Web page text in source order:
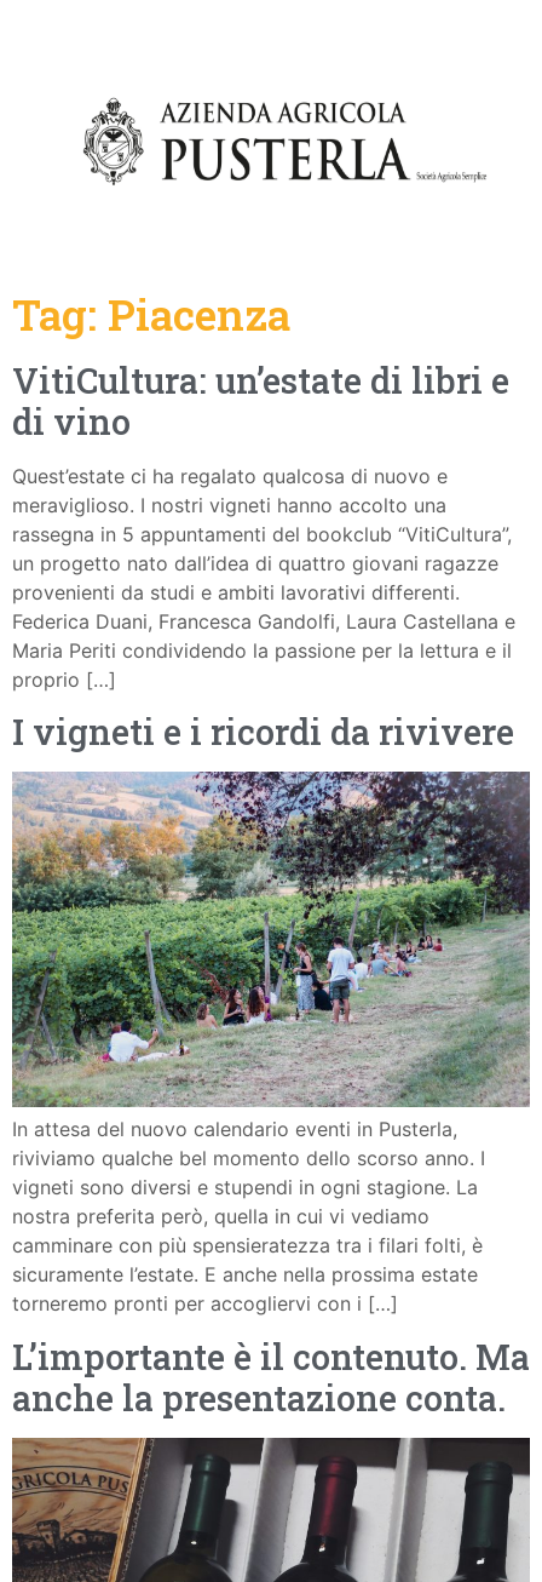
Tag: Piacenza
VitiCultura: un’estate di libri e
di vino
Quest’estate ci ha regalato qualcosa di nuovo e
meraviglioso. I nostri vigneti hanno accolto una
rassegna in 5 appuntamenti del bookclub “VitiCultura”,
un progetto nato dall’idea di quattro giovani ragazze
provenienti da studi e ambiti lavorativi differenti.
Federica Duani, Francesca Gandolfi, Laura Castellana e
Maria Periti condividendo la passione per la lettura e il
proprio […]
I vigneti e i ricordi da rivivere
In attesa del nuovo calendario eventi in Pusterla,
riviviamo qualche bel momento dello scorso anno. I
vigneti sono diversi e stupendi in ogni stagione. La
nostra preferita però, quella in cui vi vediamo
camminare con più spensieratezza tra i filari folti, è
sicuramente l’estate. E anche nella prossima estate
torneremo pronti per accogliervi con i […]
L’importante è il contenuto. Ma
anche la presentazione conta.